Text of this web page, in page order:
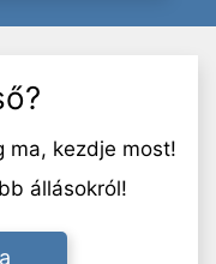
ma, kezdje most!
állásokról!